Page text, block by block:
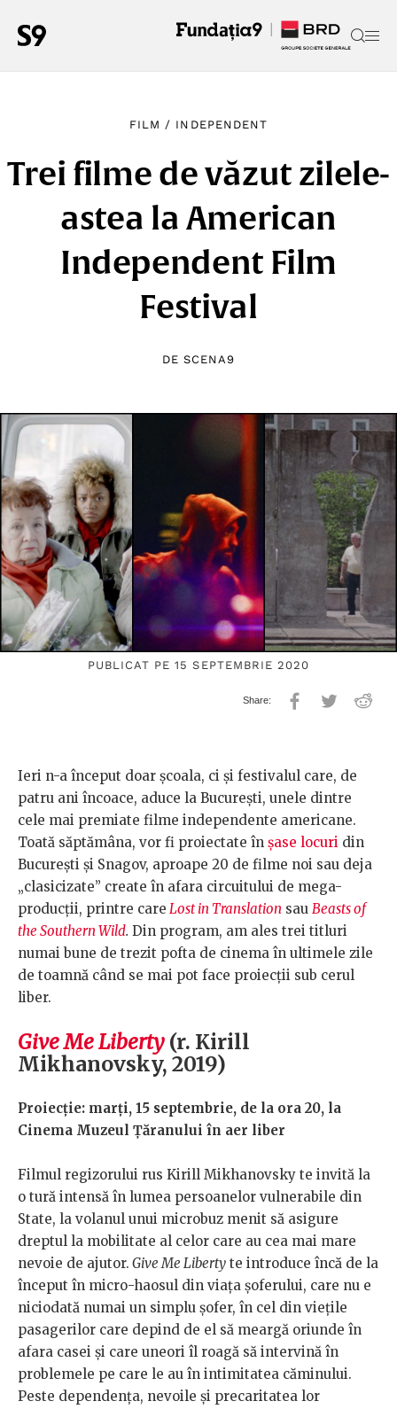
FILM / INDEPENDENT
Trei filme de văzut zilele-
astea la American
Independent Film
Festival
DE SCENA9
PUBLICAT PE 15 SEPTEMBRIE 2020
Ieri n-a început doar școala, ci și festivalul care, de
patru ani încoace, aduce la București, unele dintre
cele mai premiate filme independente americane.
Toată săptămâna, vor fi proiectate în șase locuri din
București și Snagov, aproape 20 de filme noi sau deja
„clasicizate” create în afara circuitului de mega-
producții, printre care Lost in Translation sau Beasts of
the Southern Wild. Din program, am ales trei titluri
numai bune de trezit pofta de cinema în ultimele zile
de toamnă când se mai pot face proiecții sub cerul
liber.
Give Me Liberty (r. Kirill
Mikhanovsky, 2019)
Proiecție: marți, 15 septembrie, de la ora 20, la
Cinema Muzeul Țăranului în aer liber
Filmul regizorului rus Kirill Mikhanovsky te invită la
o tură intensă în lumea persoanelor vulnerabile din
State, la volanul unui microbuz menit să asigure
dreptul la mobilitate al celor care au cea mai mare
nevoie de ajutor. Give Me Liberty te introduce încă de la
început în micro-haosul din viața șoferului, care nu e
niciodată numai un simplu șofer, în cel din viețile
pasagerilor care depind de el să meargă oriunde în
afara casei și care uneori îl roagă să intervină în
problemele pe care le au în intimitatea căminului.
Peste dependența, nevoile și precaritatea lor